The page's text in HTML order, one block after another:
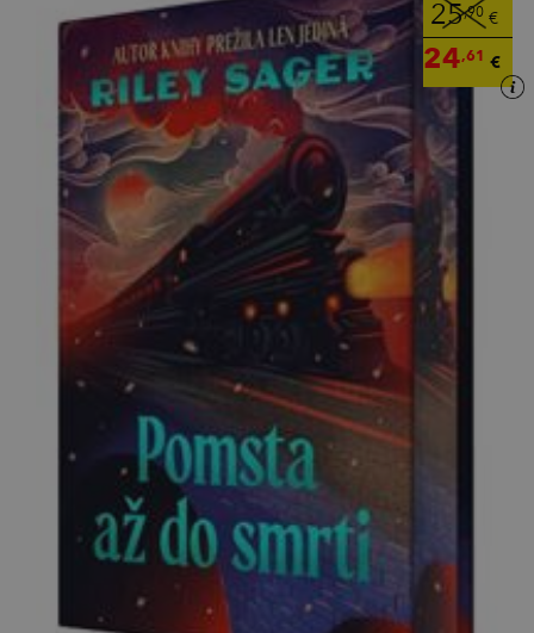
25,90 €
24,61 €